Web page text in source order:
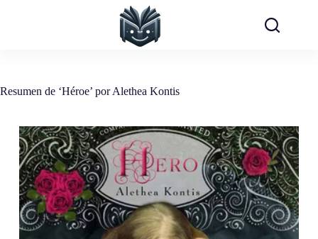
Resumen de ‘Héroe’ por Alethea Kontis